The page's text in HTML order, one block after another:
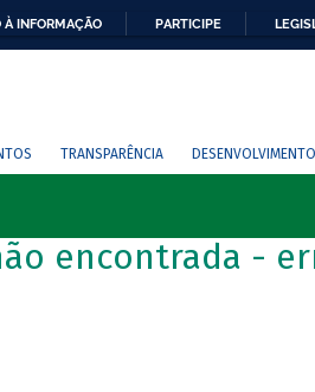
À INFORMAÇÃO PARTICIPE
TRANSPARÊNCIA
encontrada -